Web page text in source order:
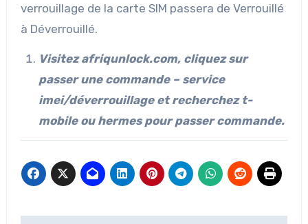
verrouillage de la carte SIM passera de Verrouillé
à Déverrouillé.
Visitez afriqunlock.com, cliquez sur
passer une commande – service
imei/déverrouillage et recherchez t-
mobile ou hermes pour passer commande.